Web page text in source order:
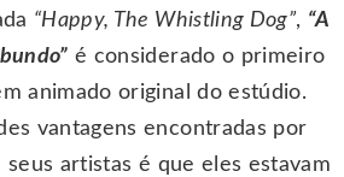
“Happy, The Whistling Dog”, “A
é considerado o primeiro
animado original do estúdio.
vantagens encontradas por
artistas é que eles estavam